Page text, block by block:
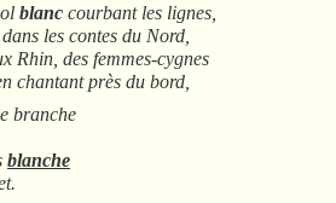
blanc courbant les lignes,
les contes du Nord,
Rhin, des femmes-cygnes
chantant près du bord,
branche
blanche